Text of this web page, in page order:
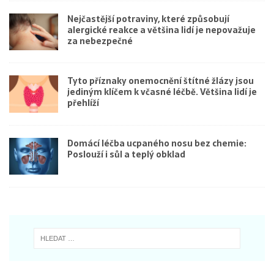
Nejčastější potraviny, které způsobují
alergické reakce a většina lidí je nepovažuje
za nebezpečné
Tyto příznaky onemocnění štítné žlázy jsou
jediným klíčem k včasné léčbě. Většina lidí je
přehlíží
Domácí léčba ucpaného nosu bez chemie:
Poslouží i sůl a teplý obklad